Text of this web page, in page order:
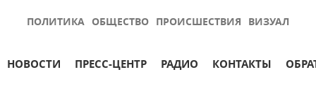
ПОЛИТИКА ОБЩЕСТВО ПРОИСШЕСТВИЯ ВИЗУАЛ
НОВОСТИ ПРЕСС-ЦЕНТР РАДИО КОНТАКТЫ